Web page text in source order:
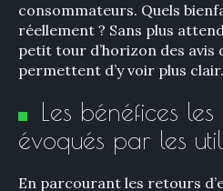
consommateurs. Quels
réellement ? Sans plus
petit tour d’horizon des avis
permettent d’y voir plus
Les bénéfices
évoqués par les
En parcourant les retours